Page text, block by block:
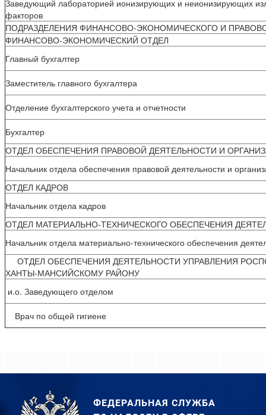
Заведующий лабораторией ионизирующих и неионизирующих
факторов
ПОДРАЗДЕЛЕНИЯ ФИНАНСОВО-ЭКОНОМИЧЕСКОГО И
ФИНАНСОВО-ЭКОНОМИЧЕСКИЙ ОТДЕЛ
Главный бухгалтер
Заместитель главного бухгалтера
Отделение бухгалтерского учета и отчетности
Бухгалтер
ОТДЕЛ ОБЕСПЕЧЕНИЯ ПРАВОВОЙ ДЕЯТЕЛЬНОСТИ И
Начальник отдела обеспечения правовой деятельности и
ОТДЕЛ КАДРОВ
Начальник отдела кадров
ОТДЕЛ МАТЕРИАЛЬНО-ТЕХНИЧЕСКОГО ОБЕСПЕЧЕНИЯ
Начальник отдела материально-технического обеспечения
ОТДЕЛ ОБЕСПЕЧЕНИЯ ДЕЯТЕЛЬНОСТИ УПРАВЛЕНИЯ
ХАНТЫ-МАНСИЙСКОМУ РАЙОНУ
и.о. Заведующего отделом
Врач по общей гигиене
ФЕДЕРАЛЬНАЯ СЛУЖБА